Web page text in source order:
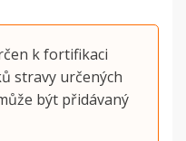
k fortifikaci
stravy určených
být přidávaný